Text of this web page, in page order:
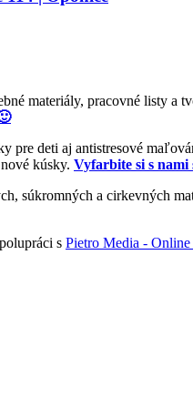
materiály, pracovné listy a
pre deti aj antistresové
kúsky. Vyfarbite si s nami
súkromných a cirkevných
s Pietro Media - Online